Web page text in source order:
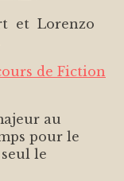
et Lorenzo
de Fiction
au
pour le
le